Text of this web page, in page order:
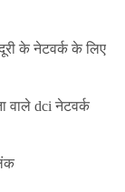
के नेटवर्क के लिए
वाले dci नेटवर्क